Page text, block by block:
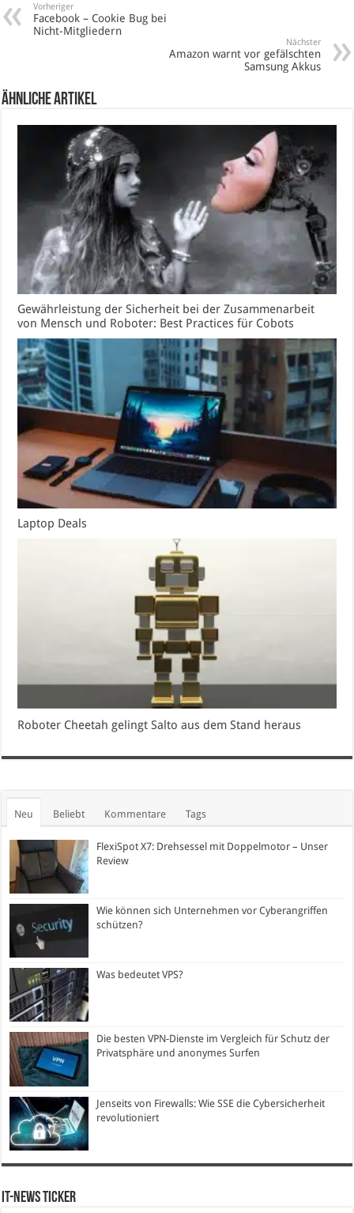
Vorheriger
Facebook – Cookie Bug bei
Nicht-Mitgliedern
Nächster
Amazon warnt vor gefälschten
Samsung Akkus
Ähnliche Artikel
Gewährleistung der Sicherheit bei der Zusammenarbeit
von Mensch und Roboter: Best Practices für Cobots
Laptop Deals
Roboter Cheetah gelingt Salto aus dem Stand heraus
Neu Beliebt Kommentare Tags
FlexiSpot X7: Drehsessel mit Doppelmotor – Unser
Review
Wie können sich Unternehmen vor Cyberangriffen
schützen?
Was bedeutet VPS?
Die besten VPN-Dienste im Vergleich für Schutz der
Privatsphäre und anonymes Surfen
Jenseits von Firewalls: Wie SSE die Cybersicherheit
revolutioniert
IT-News Ticker